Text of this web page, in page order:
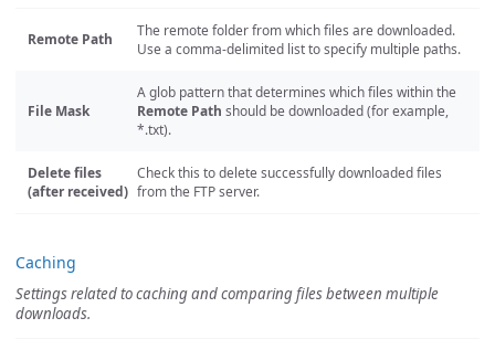
Remote Path
The remote folder from which files are downloaded.
Use a comma-delimited list to specify multiple paths.
File Mask
A glob pattern that determines which files within the
Remote Path should be downloaded (for example,
*.txt).
Delete files
(after received)
Check this to delete successfully downloaded files
from the FTP server.
Caching
Settings related to caching and comparing files between multiple
downloads.